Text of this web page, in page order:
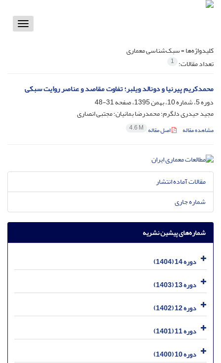
Toggle
کلیدواژه‌ها =سبک‌شناسی معماری
تعداد مقالات: 1
محمدکریم پیرنیا و دونالد ویلبر؛ تفاوت مقاصد و عناصر روایت سبکی
دوره 5، شماره 10، بهمن 1395، صفحه
31-48
مجید حیدری دلگرم؛ محمدرضا بمانیان؛ مجتبی انصاری
مشاهده مقاله اصل مقاله 4.6 M
مقالات آماده انتشار
شماره جاری
شماره‌های پیشین نشریه
دوره 14 (1404)
دوره 13 (1403)
دوره 12 (1402)
دوره 11 (1401)
دوره 10 (1400)